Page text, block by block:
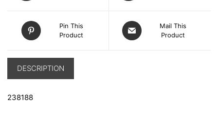
Pin This
Product
Mail This
Product
DESCRIPTION
238188